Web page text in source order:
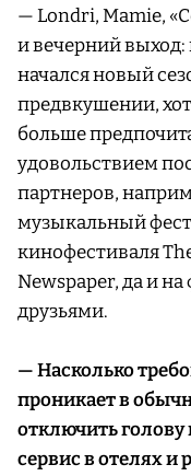
— Londri, Mamie,
и вечерний выход:
начался новый
предвкушении,
больше
удовольствием
партнеров,
музыкальный
кинофестиваля
Newspaper, да и
друзьями.
— Насколько
проникает в
отключить голову
сервис в отелях и